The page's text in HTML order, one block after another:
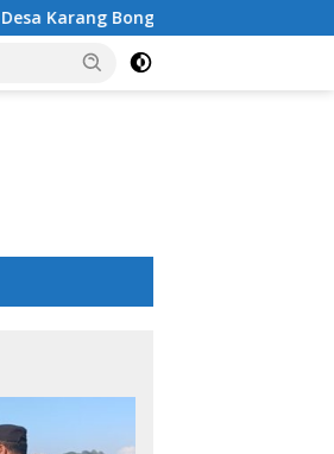
Sinergi Polsek Labuapi dan